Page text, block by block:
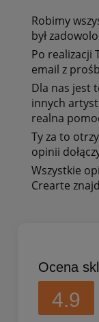
Robimy
był
Po realizacji
email z
Dla nas jest
innych
realna
Ty za to
opinii
Wszystkie
Crearte
Ocena
4.9